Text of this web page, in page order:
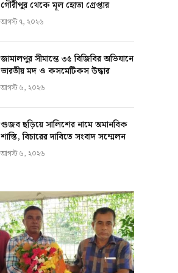
গৌরীপুর থেকে মূল হোতা গ্রেপ্তার
আগস্ট ৭, ২০২৬
জামালপুর সীমান্তে ৩৫ বিজিবির অভিযানে
ভারতীয় মদ ও কসমেটিকস উদ্ধার
আগস্ট ৬, ২০২৬
গুজব ছড়িয়ে সালিশের নামে অমানবিক
শাস্তি, বিচারের দাবিতে সংবাদ সম্মেলন
আগস্ট ৬, ২০২৬